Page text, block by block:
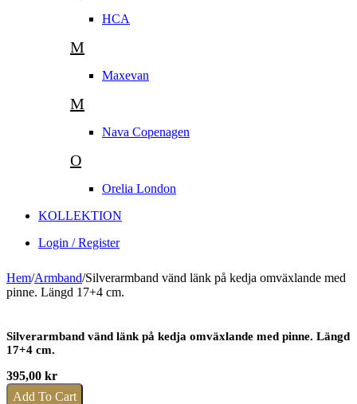
HCA
M
Maxevan
M
Nava Copenagen
O
Orelia London
KOLLEKTION
Login / Register
Hem/Armband/Silverarmband vänd länk på kedja omväxlande med
pinne. Längd 17+4 cm.
Silverarmband vänd länk på kedja omväxlande med pinne. Längd
17+4 cm.
395,00 kr
Add To Cart